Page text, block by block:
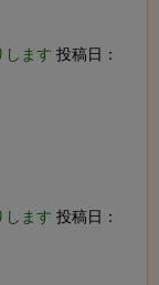
します 投稿日：
します 投稿日：